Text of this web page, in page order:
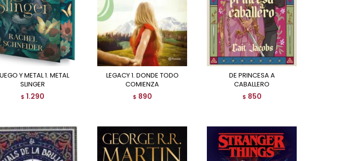
SLINGER
$ 1.290
LEGACY 1. DONDE TODO
COMIENZA
$ 890
DE PRINCESA A
CABALLERO
$ 850